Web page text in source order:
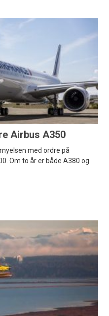
Airbus A350
med ordre på
Om to år er både A380 og